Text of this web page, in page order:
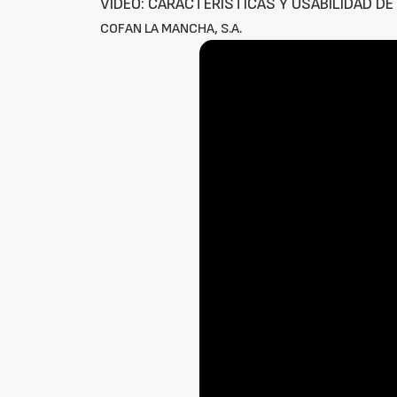
VÍDEO: CARACTERÍSTICAS Y USABILIDAD
COFAN LA MANCHA, S.A.